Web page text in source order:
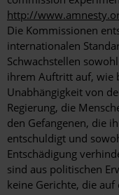
http://
Die Kommissionen
internationalen
Schwachstellen
ihrem Auftritt auf, wie
Unabhängigkeit von
Regierung, die
den Gefangenen, die
entschuldigt und
Entschädigung
sind aus politischen
keine Gerichte, die